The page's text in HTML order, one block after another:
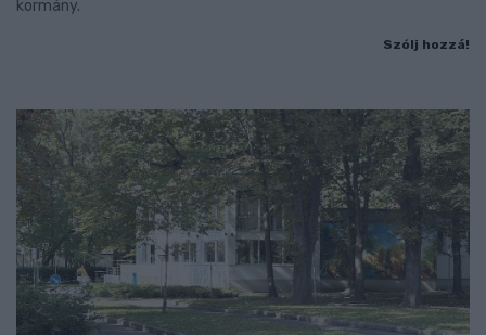
kormány.
Szólj hozzá!